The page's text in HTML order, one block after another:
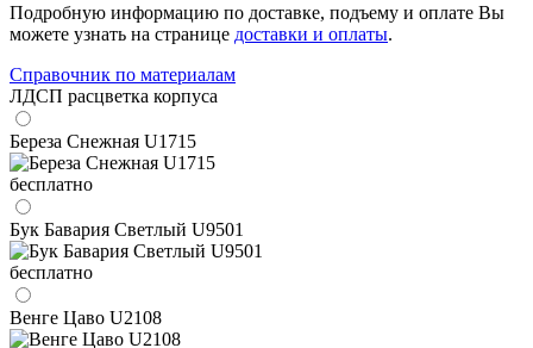
Подробную информацию по доставке, подъему и оплате Вы
можете узнать на странице доставки и оплаты.
Справочник по материалам
ЛДСП расцветка корпуса
Береза Снежная U1715
бесплатно
Бук Бавария Светлый U9501
бесплатно
Венге Цаво U2108